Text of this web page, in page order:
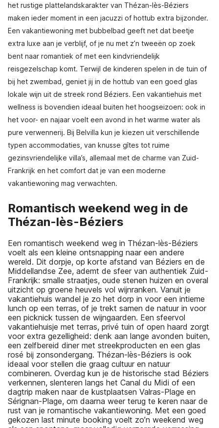
het rustige plattelandskarakter van Thézan-lès-Béziers
maken ieder moment in een jacuzzi of hottub extra bijzonder.
Een vakantiewoning met bubbelbad geeft net dat beetje
extra luxe aan je verblijf, of je nu met z’n tweeën op zoek
bent naar romantiek of met een kindvriendelijk
reisgezelschap komt. Terwijl de kinderen spelen in de tuin of
bij het zwembad, geniet jij in de hottub van een goed glas
lokale wijn uit de streek rond Béziers. Een vakantiehuis met
wellness is bovendien ideaal buiten het hoogseizoen: ook in
het voor- en najaar voelt een avond in het warme water als
pure verwennerij. Bij Belvilla kun je kiezen uit verschillende
typen accommodaties, van knusse gîtes tot ruime
gezinsvriendelijke villa’s, allemaal met de charme van Zuid-
Frankrijk en het comfort dat je van een moderne
vakantiewoning mag verwachten.
Romantisch weekend weg in de
Thézan-lès-Béziers
Een romantisch weekend weg in Thézan-lès-Béziers
voelt als een kleine ontsnapping naar een andere
wereld. Dit dorpje, op korte afstand van Béziers en de
Middellandse Zee, ademt de sfeer van authentiek Zuid-
Frankrijk: smalle straatjes, oude stenen huizen en overal
uitzicht op groene heuvels vol wijnranken. Vanuit je
vakantiehuis wandel je zo het dorp in voor een intieme
lunch op een terras, of je trekt samen de natuur in voor
een picknick tussen de wijngaarden. Een sfeervol
vakantiehuisje met terras, privé tuin of open haard zorgt
voor extra gezelligheid: denk aan lange avonden buiten,
een zelfbereid diner met streekproducten en een glas
rosé bij zonsondergang. Thézan-lès-Béziers is ook
ideaal voor stellen die graag cultuur en natuur
combineren. Overdag kun je de historische stad Béziers
verkennen, slenteren langs het Canal du Midi of een
dagtrip maken naar de kustplaatsen Valras-Plage en
Sérignan-Plage, om daarna weer terug te keren naar de
rust van je romantische vakantiewoning. Met een goed
gekozen last minute booking voelt zo’n weekend weg